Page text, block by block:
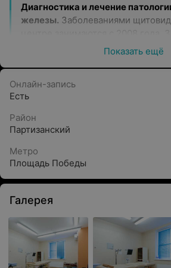
Диагностика и лечение
железы. Заболеваниями
центре сформировалась
всестороннего обследования
структура, подкрепленная
современного высокоточного
необходимыми опытом и
разных специальностей:
онкологов, цитологов.
Одной из самых востребованных
процедур является пункционная
обязательным ультразвуковым
Женское здоровье.
квалифицированные
Врачи-гинекологи
Врачи-онкологи-маммологи
Показать ещё
Онлайн-запись
Есть
Район
Партизанский
Метро
Площадь Победы
Галерея